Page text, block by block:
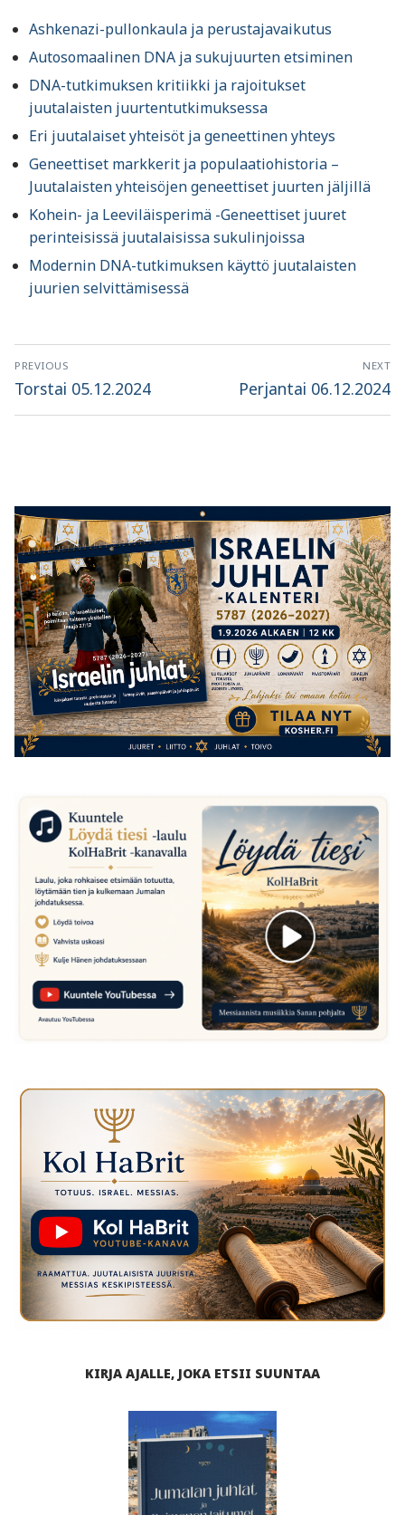
Ashkenazi-pullonkaula ja perustajavaikutus
Autosomaalinen DNA ja sukujuurten etsiminen
DNA-tutkimuksen kritiikki ja rajoitukset
juutalaisten juurtentutkimuksessa
Eri juutalaiset yhteisöt ja geneettinen yhteys
Geneettiset markkerit ja populaatiohistoria –
Juutalaisten yhteisöjen geneettiset juurten jäljillä
Kohein- ja Leeviläisperimä -Geneettiset juuret
perinteisissä juutalaisissa sukulinjoissa
Modernin DNA-tutkimuksen käyttö juutalaisten
juurien selvittämisessä
Artikkelien
selaus
PREVIOUS
Previous
Torstai 05.12.2024
NEXT
Next
Perjantai 06.12.2024
KIRJA AJALLE, JOKA ETSII SUUNTAA